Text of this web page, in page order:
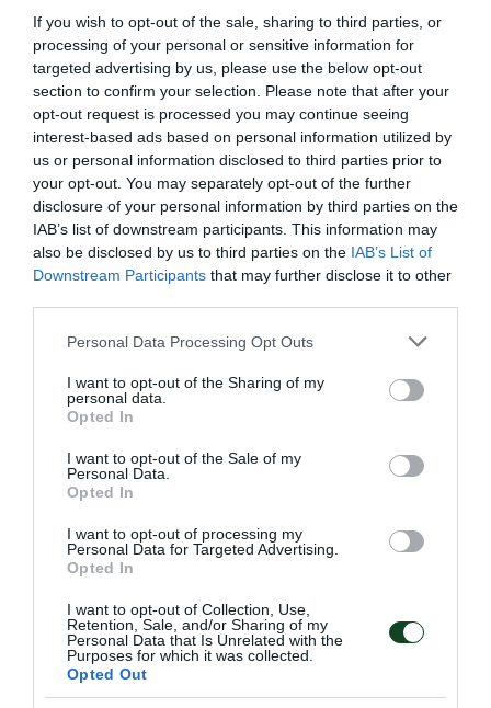
If you wish to opt-out of the sale, sharing to third parties, or
processing of your personal or sensitive information for
targeted advertising by us, please use the below opt-out
section to confirm your selection. Please note that after your
opt-out request is processed you may continue seeing
interest-based ads based on personal information utilized by
us or personal information disclosed to third parties prior to
your opt-out. You may separately opt-out of the further
disclosure of your personal information by third parties on the
IAB’s list of downstream participants. This information may
also be disclosed by us to third parties on the IAB’s List of
Downstream Participants that may further disclose it to other
Please note that this website/app uses one or more Google
not limited to your visit or usage behaviour. You may click to
grant or deny consent to Google and its third-party tags to
use your data for below specified purposes in below Google
consent section.
Personal Data Processing Opt Outs
I want to opt-out of the Sharing of my
personal data.
Opted In
I want to opt-out of the Sale of my
Personal Data.
Opted In
I want to opt-out of processing my
Personal Data for Targeted Advertising.
Opted In
I want to opt-out of Collection, Use,
Retention, Sale, and/or Sharing of my
Personal Data that Is Unrelated with the
Purposes for which it was collected.
Opted Out
Η κλήρωση της EuroLeague
Women
Ο Παναθηναϊκός έμαθε το μονοπάτι του για την πρόκριση
στους ομίλους της EuroLeague.
16.07.2026 ΜΠΑΣΚΕΤ ΓΥΝΑΙΚΩΝ
για την Εθνική Νέων γυναικών
Η Εθνική ομάδα μπάσκετ γυναικών νίκησε την Τσεχία και
είναι κοντά στην πρόκριση στα ημιτελικά του ευρωπαϊκού
πρωταθλήματος Β' κατηγορίας.